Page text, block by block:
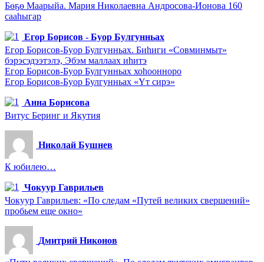
Бөҕө Маарыйа. Мария Николаевна Андросова-Ионова 160
сааһыгар
Егор Борисов - Буор Булгунньах
Егор Борисов-Буор Булгунньах. Биһиги «Совминмыт»
бэрэсэдээтэлэ, Эбэм маллаах иһитэ
Егор Борисов-Буор Булгунньах хоһоонноро
Егор Борисов-Буор Булгунньах «Үт сирэ»
Анна Борисова
Витус Беринг и Якутия
Николай Бушнев
К юбилею…
Чокуур Гаврильев
Чокуур Гаврильев: «По следам «Путей великих свершений»
пробьем еще окно»
Дмитрий Никонов